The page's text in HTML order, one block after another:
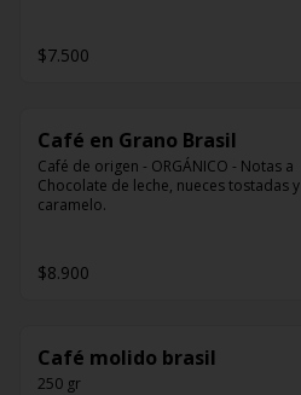
$7.500
Café en Grano Brasil
Café de origen - ORGÁNICO - Notas a
Chocolate de leche, nueces tostadas y
caramelo.
$8.900
Café molido brasil
250 gr